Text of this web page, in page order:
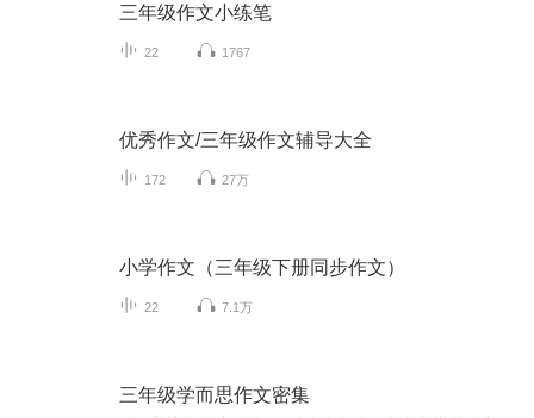
三年级作文小练笔
22 1767
优秀作文/三年级作文辅导大全
172 27万
小学作文（三年级下册同步作文）
22 7.1万
三年级学而思作文密集